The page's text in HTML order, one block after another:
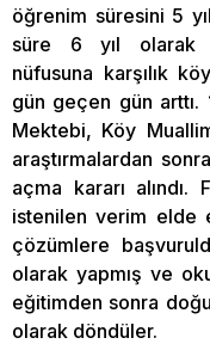
öğrenim süresini 5
süre 6 yıl olarak
nüfusuna karşılık
gün geçen gün arttı.
Mektebi, Köy
araştırmalardan
açma kararı
istenilen verim elde
çözümlere
olarak yapmış ve
eğitimden sonra
olarak döndüler.